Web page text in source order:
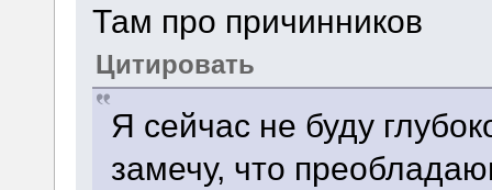
Там про причинников
Цитировать
Я сейчас не буду
замечу, что